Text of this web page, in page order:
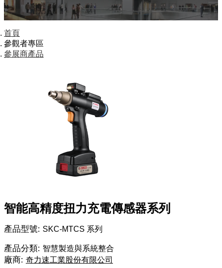
首頁
參觀者專區
參展商產品
智能高精度扭力充電傳感器系列
產品型號: SKC-MTCS 系列
產品分類: 智慧製造與系統整合
廠商: 奇力速工業股份有限公司